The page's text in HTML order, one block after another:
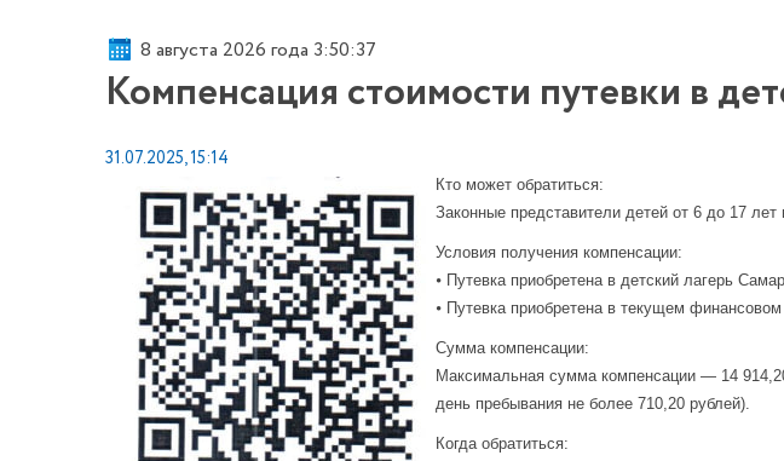
8 августа 2026 года 3:50:37
Компенсация стоимости путевки в
31.07.2025, 15:14
Кто может обратиться:
Законные представители детей от 6 до 17
Условия получения компенсации:
⦁ Путевка приобретена в детский лагерь
⦁ Путевка приобретена в текущем
Сумма компенсации:
Максимальная сумма компенсации — 14
день пребывания не более 710,20 рублей).
Когда обратиться: